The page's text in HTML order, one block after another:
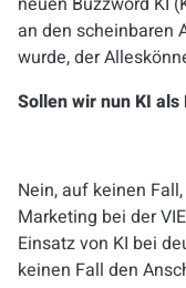
an den scheinbaren
wurde, der
Sollen wir nun KI
Nein, auf keinen
Marketing bei der
Einsatz von KI bei
keinen Fall den